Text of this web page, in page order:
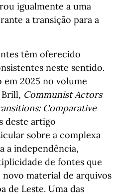
igualmente a uma
a transição para a
têm oferecido
neste sentido.
2025 no volume
Communist Actors
Comparative
deste artigo
sobre a complexa
a independência,
de fontes que
material de arquivos
de Leste. Uma das